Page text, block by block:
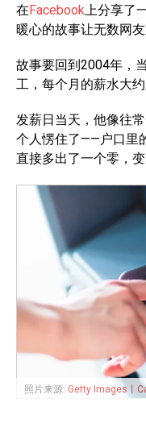
在Facebook 上分享了
暖心的故事让无数网友
故事要回到2004年，
工，每个月的薪水大约
发薪日当天，他像往
个人愣住了——户口里
直接多出了一个零，
照片来源: Getty Images丨